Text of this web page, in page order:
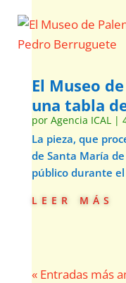
El Museo
una tabla
por Agencia ICAL|
La pieza, que
de Santa María
público durante
leer más
« Entradas más